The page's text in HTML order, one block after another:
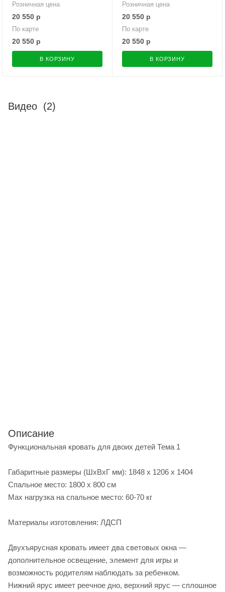
Розничная цена
20 550 р
По карте
20 550 р
В КОРЗИНУ
Розничная цена
20 550 р
По карте
20 550 р
В КОРЗИНУ
Видео (2)
Описание
Функциональная кровать для двоих детей Тема 1
Габаритные размеры (ШхВхГ мм): 1848 х 1206 х 1404
Спальное место: 1800 х 800 см
Max нагрузка на спальное место: 60-70 кг
Материалы изготовления: ЛДСП
Двухъярусная кровать имеет два световых окна —
дополнительное освещение, элемент для игры и
возможность родителям наблюдать за ребенком.
Нижний ярус имеет реечное дно, верхний ярус — сплошное